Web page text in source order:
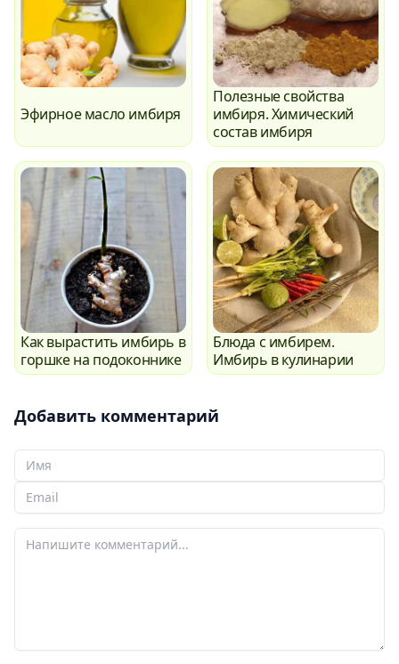
Эфирное масло имбиря
Полезные свойства
имбиря. Химический
состав имбиря
Как вырастить имбирь в
горшке на подоконнике
Блюда с имбирем.
Имбирь в кулинарии
Добавить комментарий
Ваше Имя
Ваш email
Ваш комментарий